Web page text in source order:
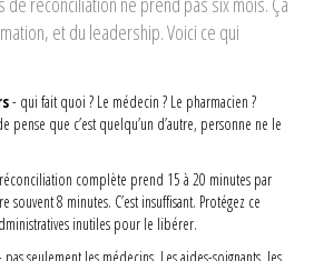
et du leadership. Voici ce qui
- qui fait quoi ? Le médecin ? Le pharmacien ?
pense que c’est quelqu’un d’autre, personne ne le
complète prend 15 à 20 minutes par
8 minutes. C’est insuffisant. Protégez ce
inutiles pour le libérer.